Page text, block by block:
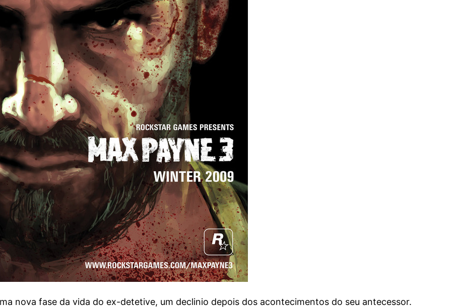
nova fase da vida do ex-detetive, um declinio depois dos acontecimentos do seu antecessor.